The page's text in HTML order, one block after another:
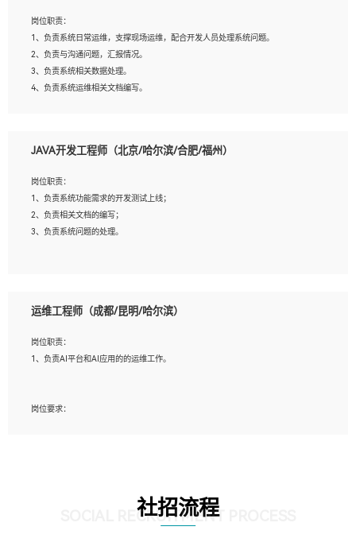
征，可独立提出完整的优化方案,并推动方案执行达成结果；熟练使用PPT、
WORD、EXCEL等办公软件；
3、深入理解公司各项AI产品和技术信息；具有较强的文档编写能力，能独立撰写
PPT、方案建议书等，面试时需携带个人制作的专业PPT文件进行展示。
岗位职责：
1、负责系统日常运维，支撑现场运维，配合开发人员处理系统问题。
2、负责与沟通问题，汇报情况。
3、负责系统相关数据处理。
4、负责系统运维相关文档编写。
岗位要求：
2、精通linux命令。
3、熟悉oracle、mysql 数据库。
4、善于沟通，具有良好的团队合作精神和协作能力。
5、必须有实际的生产环境系统维护经验。
JAVA开发工程师（北京/哈尔滨/合肥/福州）
岗位职责：
1、负责系统功能需求的开发测试上线；
2、负责相关文档的编写；
3、负责系统问题的处理。
2、熟悉linux命令；
4、熟练使用oracle、mysql进行开发；
5、熟悉流程开发如使用activiti；
运维工程师（成都/昆明/哈尔滨）
岗位职责：
1、负责AI平台和AI应用的的运维工作。
岗位要求：
4、掌握DevOps思想、方法和流程。Jenkins工具使用；
5、掌握常见中间件配置与优化，如mysql、nginx等；
社招流程
SOCIAL RECRUITMENT PROCESS